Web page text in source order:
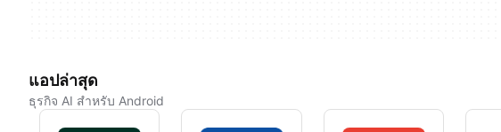
แอปล่าสุด
ธุรกิจ AI สำหรับ Android